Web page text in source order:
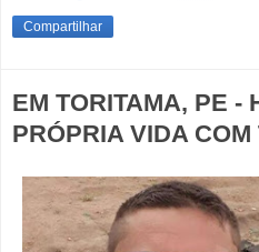
Compartilhar
EM TORITAMA, PE -
PRÓPRIA VIDA